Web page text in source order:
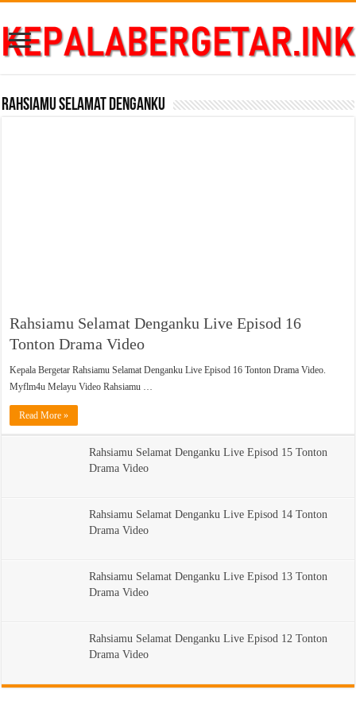
Rahsiamu Selamat Denganku
Rahsiamu Selamat Denganku Live Episod 16
Tonton Drama Video
Kepala Bergetar Rahsiamu Selamat Denganku Live Episod 16 Tonton Drama Video.
Myflm4u Melayu Video Rahsiamu …
Read More »
Rahsiamu Selamat Denganku Live Episod 15 Tonton
Drama Video
Rahsiamu Selamat Denganku Live Episod 14 Tonton
Drama Video
Rahsiamu Selamat Denganku Live Episod 13 Tonton
Drama Video
Rahsiamu Selamat Denganku Live Episod 12 Tonton
Drama Video